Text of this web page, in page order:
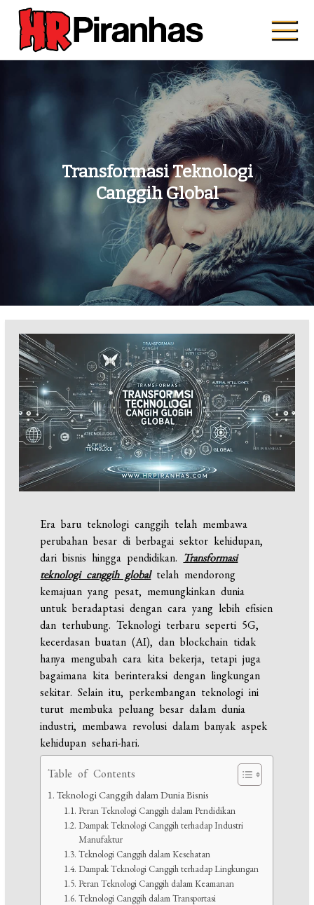
content
Hrpiranhas.com
Kuat, Cepat, Bersama
Transformasi Teknologi
Canggih Global
Era baru teknologi canggih telah membawa
perubahan besar di berbagai sektor kehidupan,
dari bisnis hingga pendidikan. Transformasi
teknologi canggih globaltelah mendorong
kemajuan yang pesat, memungkinkan dunia
untuk beradaptasi dengan cara yang lebih efisien
dan terhubung. Teknologi terbaru seperti 5G,
kecerdasan buatan (AI), dan blockchain tidak
hanya mengubah cara kita bekerja, tetapi juga
bagaimana kita berinteraksi dengan lingkungan
sekitar. Selain itu, perkembangan teknologi ini
turut membuka peluang besar dalam dunia
industri, membawa revolusi dalam banyak aspek
kehidupan sehari-hari.
Table of Contents
Teknologi Canggih dalam Dunia Bisnis
Peran Teknologi Canggih dalam Pendidikan
Dampak Teknologi Canggih terhadap Industri
Manufaktur
Teknologi Canggih dalam Kesehatan
Dampak Teknologi Canggih terhadap Lingkungan
Peran Teknologi Canggih dalam Keamanan
Teknologi Canggih dalam Transportasi